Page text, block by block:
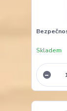
Skladem